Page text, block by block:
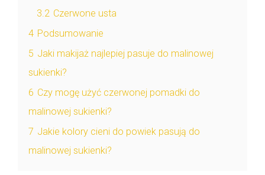
3.2 Czerwone usta
4 Podsumowanie
5 Jaki makijaż najlepiej pasuje do malinowej
sukienki?
6 Czy mogę użyć czerwonej pomadki do
malinowej sukienki?
7 Jakie kolory cieni do powiek pasują do
malinowej sukienki?